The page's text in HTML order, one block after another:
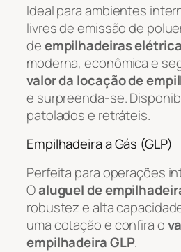
Ideal para ambientes
livres de emissão de
deempilhadeiras
moderna, econômica e
valor da locação de
e surpreenda-se.
patolados e retráteis.
Empilhadeira a Gás (GLP)
Perfeita para operações
Oaluguel de
robustez e alta
uma cotação e confira o
empilhadeira GLP.